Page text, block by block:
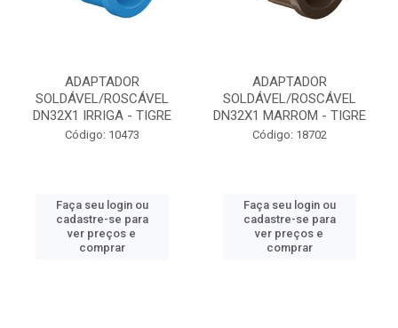
ADAPTADOR
SOLDÁVEL/ROSCÁVEL
DN32X1 IRRIGA - TIGRE
Código: 10473
Faça seu login ou
cadastre-se para
ver preços e
comprar
ADAPTADOR
SOLDÁVEL/ROSCÁVEL
DN32X1 MARROM - TIGRE
Código: 18702
Faça seu login ou
cadastre-se para
ver preços e
comprar